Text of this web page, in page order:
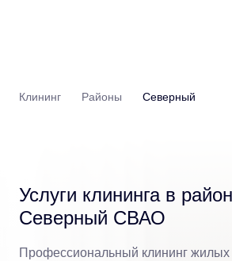
Клининг Районы Северный
Услуги клининга в
Северный СВАО
Профессиональный клининг жилых